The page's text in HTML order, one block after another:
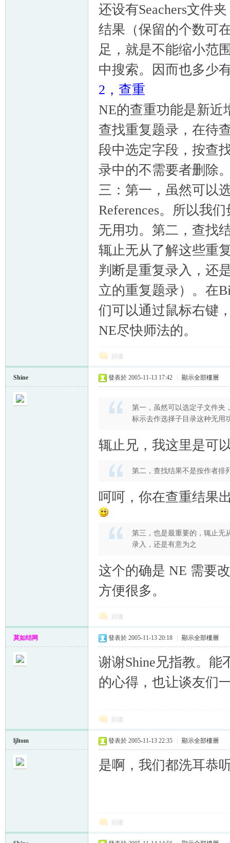
还设有Seachers文件
结果（保留的个数可
足，就是不能缩小范
中搜索。因而也多少
2，查重
NE的查重功能是新
查找重复题录，在待
段中选定字段，按查
录中的不需要者删除
三：第一，虽然可以
References。所以我
无用功。第二，查找
辄止无从了解这些重
判断是重复录入，还
立的重复题录）。在
们可以通过鼠标右键
NE尽快师法的。
回復
Shine 發表於 2005-11-13 17:42 顯示全部樓層
第一，虽然可以选定子文件夹
标示去作选择子目录这种无用
辄止兄，我这里是可
第二，查找结果不是按作者排
呵呵，你在查重结果
第三，也是最重要的，辄止无
录入，还是有意为之
这个的确是 NE 需要
方便很多。
回復
莫如结网 發表於 2005-11-13 20:18 顯示全部樓層
谢谢Shine兄指教。
的心得，也让谈友们
回復
ljltom 發表於 2005-11-13 22:35 顯示全部樓層
是啊，我们都洗耳恭
回復